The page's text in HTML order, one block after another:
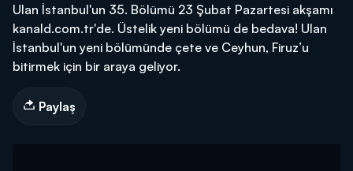
Ulan İstanbul'un 35. Bölümü 23 Şubat Pazartesi akşamı
kanald.com.tr'de. Üstelik yeni bölümü de bedava! Ulan
İstanbul'un yeni bölümünde çete ve Ceyhun, Firuz’u
bitirmek için bir araya geliyor.
Paylaş